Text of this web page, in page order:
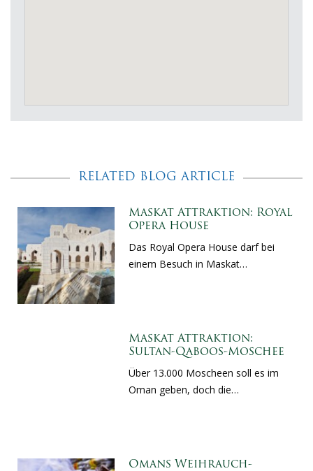
RELATED BLOG ARTICLE
Maskat Attraktion: Royal
Opera House
Das Royal Opera House darf bei
einem Besuch in Maskat…
Maskat Attraktion:
Sultan-Qaboos-Moschee
Über 13.000 Moscheen soll es im
Oman geben, doch die…
Omans Weihrauch-